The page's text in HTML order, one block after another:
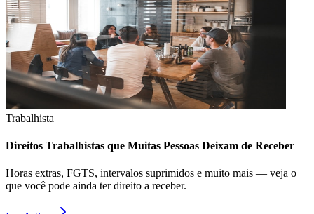
Trabalhista
Direitos Trabalhistas que Muitas Pessoas Deixam de Receber
Horas extras, FGTS, intervalos suprimidos e muito mais — veja o
que você pode ainda ter direito a receber.